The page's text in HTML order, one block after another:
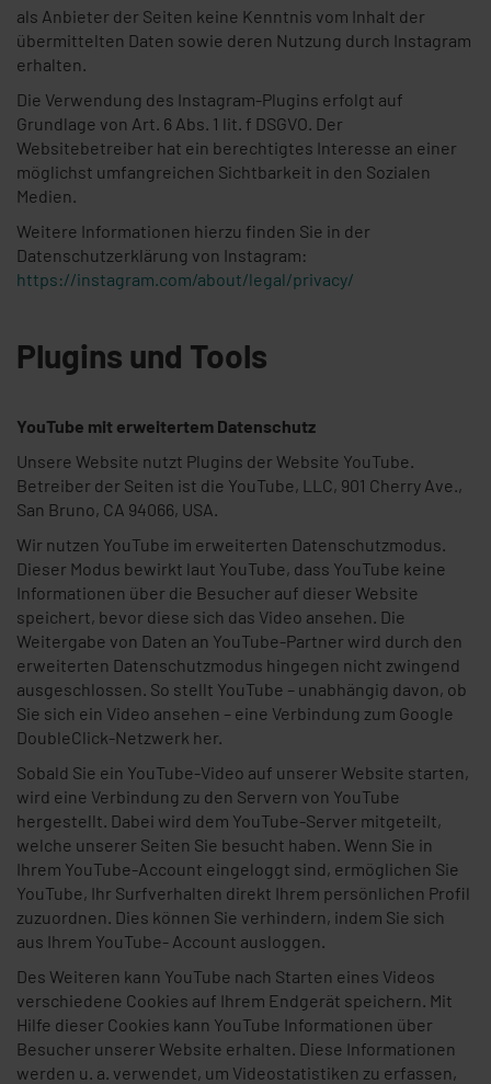
als Anbieter der Seiten keine Kenntnis vom Inhalt der
übermittelten Daten sowie deren Nutzung durch Instagram
erhalten.
Die Verwendung des Instagram-Plugins erfolgt auf
Grundlage von Art. 6 Abs. 1 lit. f DSGVO. Der
Websitebetreiber hat ein berechtigtes Interesse an einer
möglichst umfangreichen Sichtbarkeit in den Sozialen
Medien.
Weitere Informationen hierzu finden Sie in der
Datenschutzerklärung von Instagram:
https://instagram.com/about/legal/privacy/
Plugins und Tools
YouTube mit erweitertem Datenschutz
Unsere Website nutzt Plugins der Website YouTube.
Betreiber der Seiten ist die YouTube, LLC, 901 Cherry Ave.,
San Bruno, CA 94066, USA.
Wir nutzen YouTube im erweiterten Datenschutzmodus.
Dieser Modus bewirkt laut YouTube, dass YouTube keine
Informationen über die Besucher auf dieser Website
speichert, bevor diese sich das Video ansehen. Die
Weitergabe von Daten an YouTube-Partner wird durch den
erweiterten Datenschutzmodus hingegen nicht zwingend
ausgeschlossen. So stellt YouTube – unabhängig davon, ob
Sie sich ein Video ansehen – eine Verbindung zum Google
DoubleClick-Netzwerk her.
Sobald Sie ein YouTube-Video auf unserer Website starten,
wird eine Verbindung zu den Servern von YouTube
hergestellt. Dabei wird dem YouTube-Server mitgeteilt,
welche unserer Seiten Sie besucht haben. Wenn Sie in
Ihrem YouTube-Account eingeloggt sind, ermöglichen Sie
YouTube, Ihr Surfverhalten direkt Ihrem persönlichen Profil
zuzuordnen. Dies können Sie verhindern, indem Sie sich
aus Ihrem YouTube- Account ausloggen.
Des Weiteren kann YouTube nach Starten eines Videos
verschiedene Cookies auf Ihrem Endgerät speichern. Mit
Hilfe dieser Cookies kann YouTube Informationen über
Besucher unserer Website erhalten. Diese Informationen
werden u. a. verwendet, um Videostatistiken zu erfassen,